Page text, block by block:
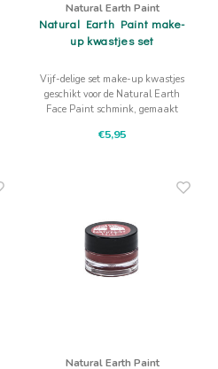
Natural Earth Paint
Natural Earth Paint make-
up kwastjes set
Vijf-delige set make-up kwastjes
geschikt voor de Natural Earth
Face Paint schmink, gemaakt
aluminium.
€5,95
Natural Earth Paint